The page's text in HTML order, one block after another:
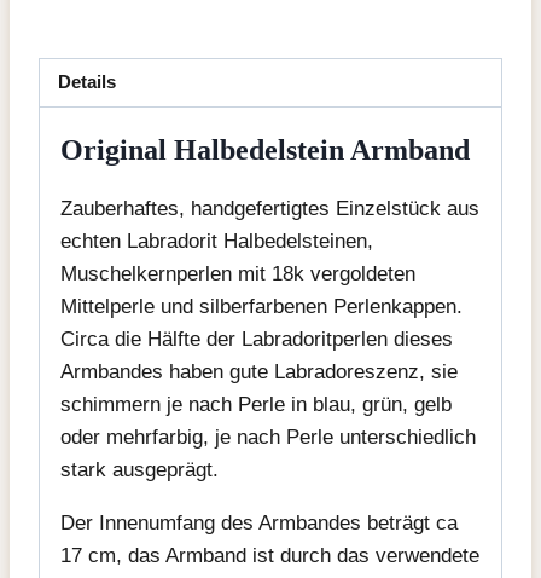
Details
Original Halbedelstein Armband
Zauberhaftes, handgefertigtes Einzelstück aus
echten Labradorit Halbedelsteinen,
Muschelkernperlen mit 18k vergoldeten
Mittelperle und silberfarbenen Perlenkappen.
Circa die Hälfte der Labradoritperlen dieses
Armbandes haben gute Labradoreszenz, sie
schimmern je nach Perle in blau, grün, gelb
oder mehrfarbig, je nach Perle unterschiedlich
stark ausgeprägt.
Der Innenumfang des Armbandes beträgt ca
17 cm, das Armband ist durch das verwendete